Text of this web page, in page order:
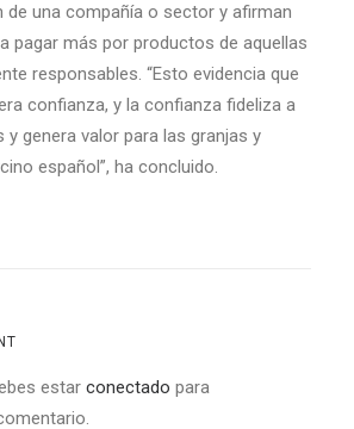
de una compañía o sector y afirman
pagar más por productos de aquellas
responsables. “Esto evidencia que
confianza, y la confianza fideliza a
genera valor para las granjas y
español”, ha concluido.
estar conectado para